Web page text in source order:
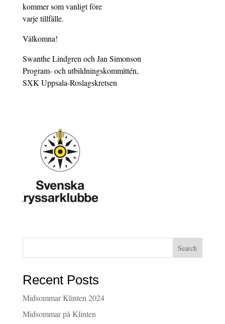
kommer som vanligt före
varje tillfälle.
Välkomna!
Swanthe Lindgren och Jan Simonson
Program- och utbildningskommittén,
SXK Uppsala-Roslagskretsen
Search
Recent Posts
Midsommar Klinten 2024
Midsommar på Klinten